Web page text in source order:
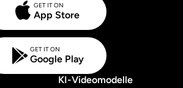
GET IT ON
App Store
GET IT ON
Google Play
KI-Videomodelle